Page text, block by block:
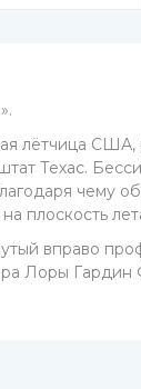
лётчица
Техас.
чему
плоскость
вправо
Лоры Гардин